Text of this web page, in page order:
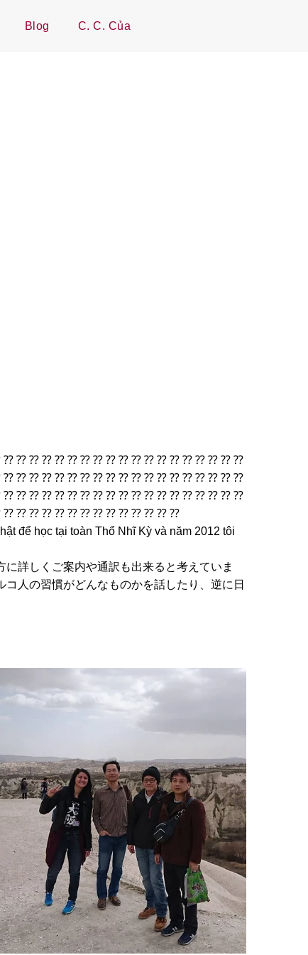
Blog C. C. Của
⁇ ⁇ ⁇ ⁇ ⁇ ⁇ ⁇ ⁇ ⁇ ⁇ ⁇ ⁇ ⁇ ⁇ ⁇ ⁇ ⁇ ⁇
⁇ ⁇ ⁇ ⁇ ⁇ ⁇ ⁇ ⁇ ⁇ ⁇ ⁇ ⁇ ⁇ ⁇ ⁇ ⁇ ⁇ ⁇
⁇ ⁇ ⁇ ⁇ ⁇ ⁇ ⁇ ⁇ ⁇ ⁇ ⁇ ⁇ ⁇ ⁇ ⁇ ⁇ ⁇ ⁇
⁇ ⁇ ⁇ ⁇ ⁇ ⁇ ⁇ ⁇ ⁇ ⁇ ⁇ ⁇ ⁇
để học tại toàn Thổ Nhĩ Kỳ và năm 2012 tôi
詳しくご案内や通訳も出来ると考えていま
人の習慣がどんなものかを話したり、逆に日